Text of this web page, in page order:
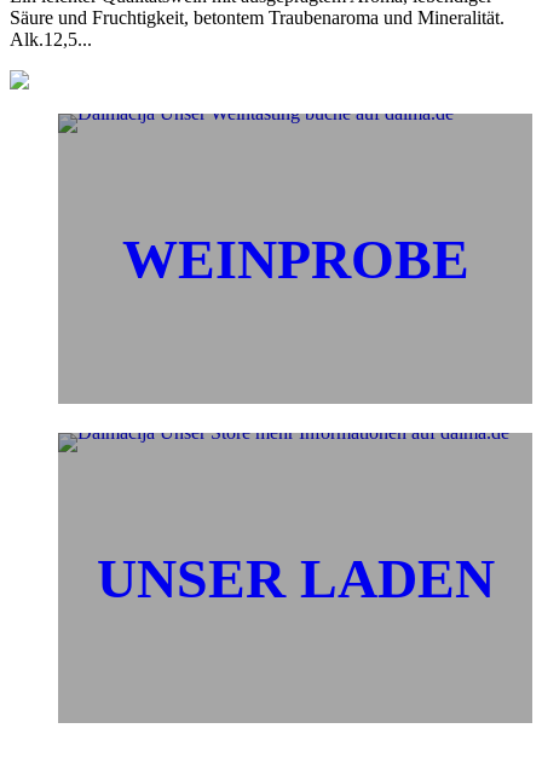
Säure und Fruchtigkeit, betontem Traubenaroma und Mineralität.
Alk.12,5...
WEINPROBE
UNSER LADEN